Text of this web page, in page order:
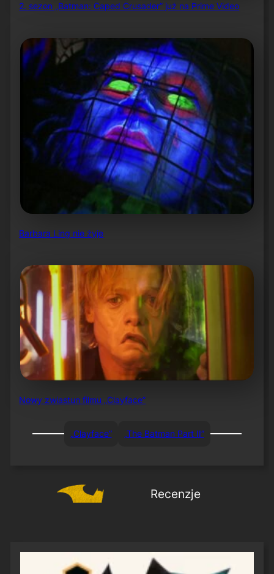
2. sezon „Batman: Caped Crusader” już na Prime Video
Barbara Ling nie żyje
Nowy zwiastun filmu „Clayface”
„Clayface” „The Batman Part II”
Recenzje